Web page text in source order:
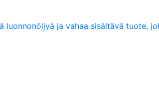
luonnonöljyä ja vahaa sisältävä tuote,